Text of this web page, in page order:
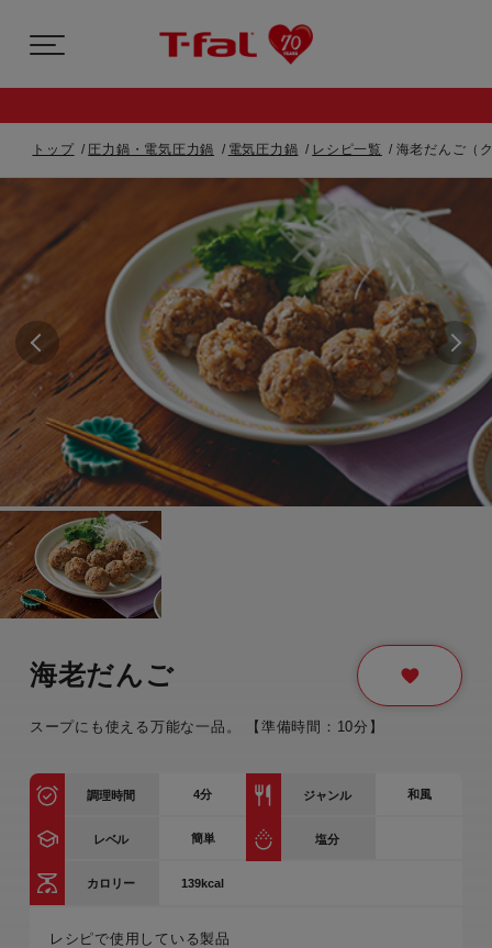
トップ 圧力鍋・電気圧力鍋 電気圧力鍋 レシピ一覧 海老だんご（
海老だんご
スープにも使える万能な一品。 【準備時間：10分】
調理時間 4分 ジャンル 和風
レベル 簡単 塩分
カロリー 139kcal
レシピで使用している製品